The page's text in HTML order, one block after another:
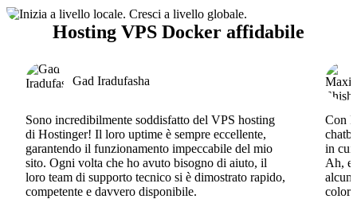
Hosting VPS Docker affidabile
Gad Iradufasha
Sono incredibilmente soddisfatto del VPS hosting
di Hostinger! Il loro uptime è sempre eccellente,
garantendo il funzionamento impeccabile del mio
sito. Ogni volta che ho avuto bisogno di aiuto, il
loro team di supporto tecnico si è dimostrato rapido,
competente e davvero disponibile.
Con
in cui
Ah, e
alcun